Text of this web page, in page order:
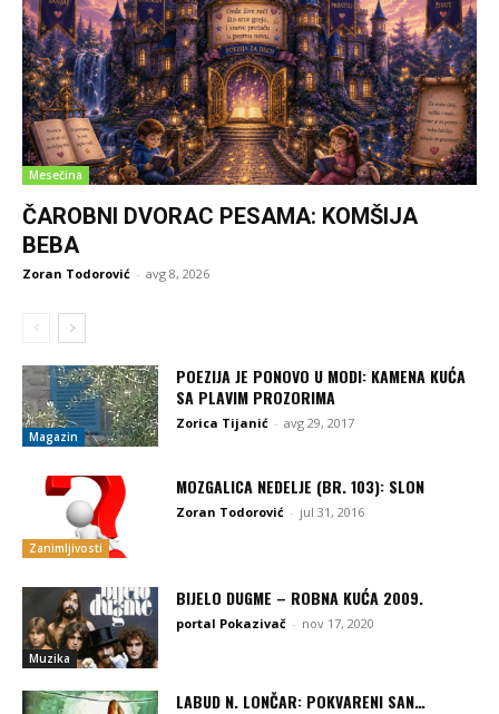
Mesečina
ČAROBNI DVORAC PESAMA: KOMŠIJA
BEBA
Zoran Todorović - avg 8, 2026
Magazin
POEZIJA JE PONOVO U MODI: KAMENA KUĆA
SA PLAVIM PROZORIMA
Zorica Tijanić - avg 29, 2017
Zanimljivosti
MOZGALICA NEDELJE (BR. 103): SLON
Zoran Todorović - jul 31, 2016
Muzika
BIJELO DUGME – ROBNA KUĆA 2009.
portal Pokazivač - nov 17, 2020
LABUD N. LONČAR: POKVARENI SAN…